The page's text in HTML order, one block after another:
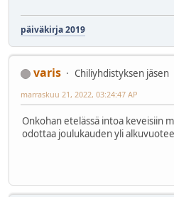
päiväkirja 2019
varis
Chiliyhdistyksen jäsen
marraskuu 21, 2022, 03:24:47 AP
Onkohan etelässä intoa keveisiin
odottaa joulukauden yli